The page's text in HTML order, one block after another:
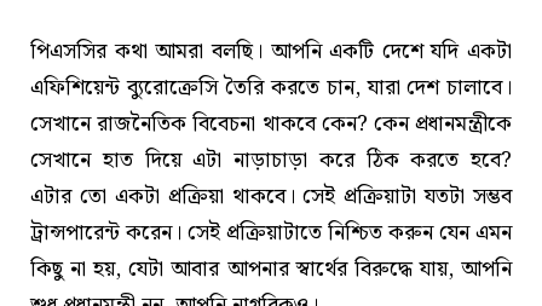
পিএসসির কথা আমরা বলছি। আপনি একটি দেশে যদি একটা
এফিশিয়েন্ট ব্যুরোক্রেসি তৈরি করতে চান, যারা দেশ চালাবে।
সেখানে রাজনৈতিক বিবেচনা থাকবে কেন? কেন প্রধানমন্ত্রীকে
সেখানে হাত দিয়ে এটা নাড়াচাড়া করে ঠিক করতে হবে?
এটার তো একটা প্রক্রিয়া থাকবে। সেই প্রক্রিয়াটা যতটা সম্ভব
ট্রান্সপারেন্ট করেন। সেই প্রক্রিয়াটাতে নিশ্চিত করুন যেন এমন
কিছু না হয়, যেটা আবার আপনার স্বার্থের বিরুদ্ধে যায়, আপনি